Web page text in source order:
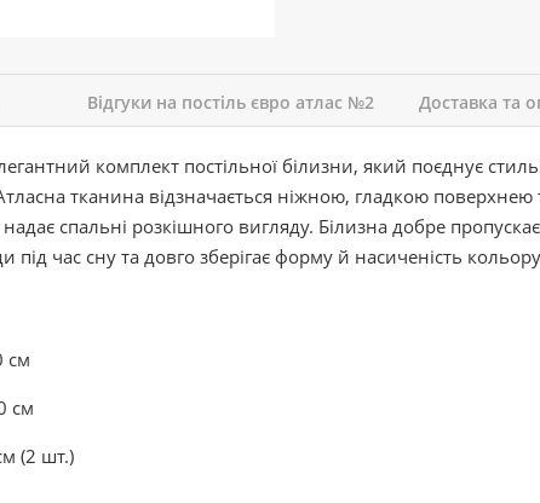
Відгуки на постіль євро атлас №2 Доставка та
комплект постільної білизни, який поєднує
тканина відзначається ніжною, гладкою поверхнею
спальні розкішного вигляду. Білизна добре пропускає
під час сну та довго зберігає форму й насиченість
см
см
(2 шт.)